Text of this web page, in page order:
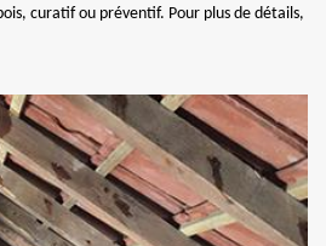
curatif ou préventif. Pour plus de détails,